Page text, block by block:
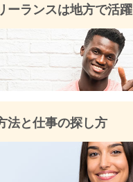
ーランスは地方で活躍
法と仕事の探し方